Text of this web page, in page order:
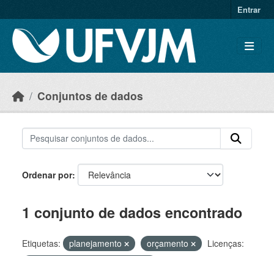
Entrar
Conjuntos de dados
Ordenar por
1 conjunto de dados encontrado
Etiquetas: planejamento orçamento
Licenças: